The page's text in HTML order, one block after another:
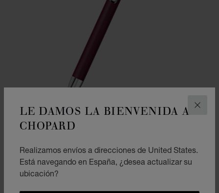
LE DAMOS LA BIENVENIDA A
CHOPARD
Realizamos envíos a direcciones de United States.
Está navegando en España, ¿desea actualizar su
ubicación?
BOLÍGRAFO ICE CUBE PURE
LACA BURDEOS Y METAL TONO PLATEADO
€ 349